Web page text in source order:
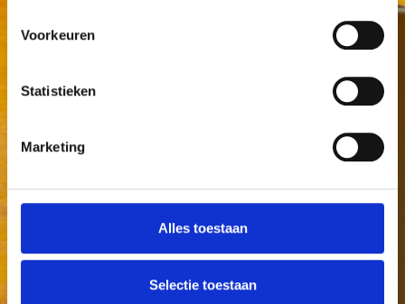
Voorkeuren
Statistieken
Marketing
Alles toestaan
Selectie toestaan